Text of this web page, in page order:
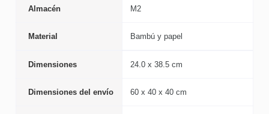
Almacén M2
Material Bambú y papel
Dimensiones 24.0 x 38.5 cm
Dimensiones del envío 60 x 40 x 40 cm